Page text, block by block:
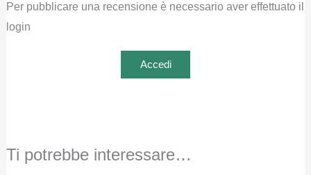
Per pubblicare una recensione è necessario aver effettuato il
login
Accedi
Ti potrebbe interessare…